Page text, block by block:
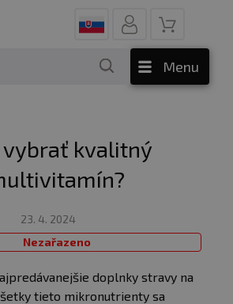
Menu
vybrať kvalitný
23. 4. 2024
Nezařazeno
doplnky stravy na
tieto mikronutrienty sa